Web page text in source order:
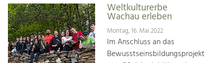
Weltkulturerbe
Wachau erleben
Montag, 16. Mai 2022
Im Anschluss an das
Bewusstseinsbildungsprojekt